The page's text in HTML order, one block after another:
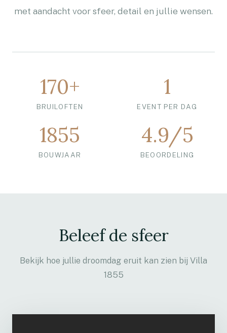
met aandacht voor sfeer, detail en jullie wensen.
170+
BRUILOFTEN
1
EVENT PER DAG
1855
BOUWJAAR
4.9/5
BEOORDELING
Beleef de sfeer
Bekijk hoe jullie droomdag eruit kan zien bij Villa
1855